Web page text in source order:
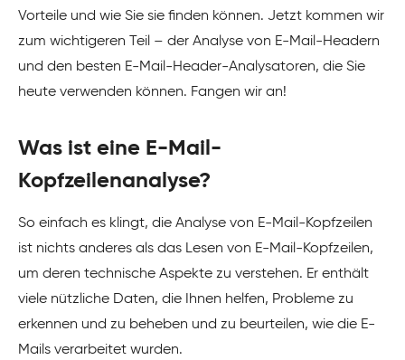
Vorteile und wie Sie sie finden können. Jetzt kommen wir
zum wichtigeren Teil – der Analyse von E-Mail-Headern
und den besten E-Mail-Header-Analysatoren, die Sie
heute verwenden können. Fangen wir an!
Was ist eine E-Mail-
Kopfzeilenanalyse?
So einfach es klingt, die Analyse von E-Mail-Kopfzeilen
ist nichts anderes als das Lesen von E-Mail-Kopfzeilen,
um deren technische Aspekte zu verstehen. Er enthält
viele nützliche Daten, die Ihnen helfen, Probleme zu
erkennen und zu beheben und zu beurteilen, wie die E-
Mails verarbeitet wurden.